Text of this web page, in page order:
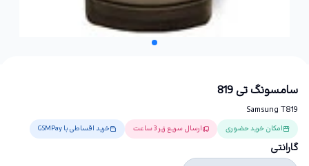
سامسونگ تی 819
Samsung T819
امکان خرید حضوری ارسال سریع زیر 3 ساعت خرید اقساطی با GSMPay
گارانتی